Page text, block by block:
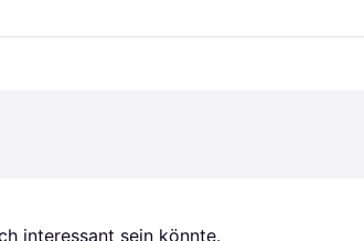
interessant sein könnte.